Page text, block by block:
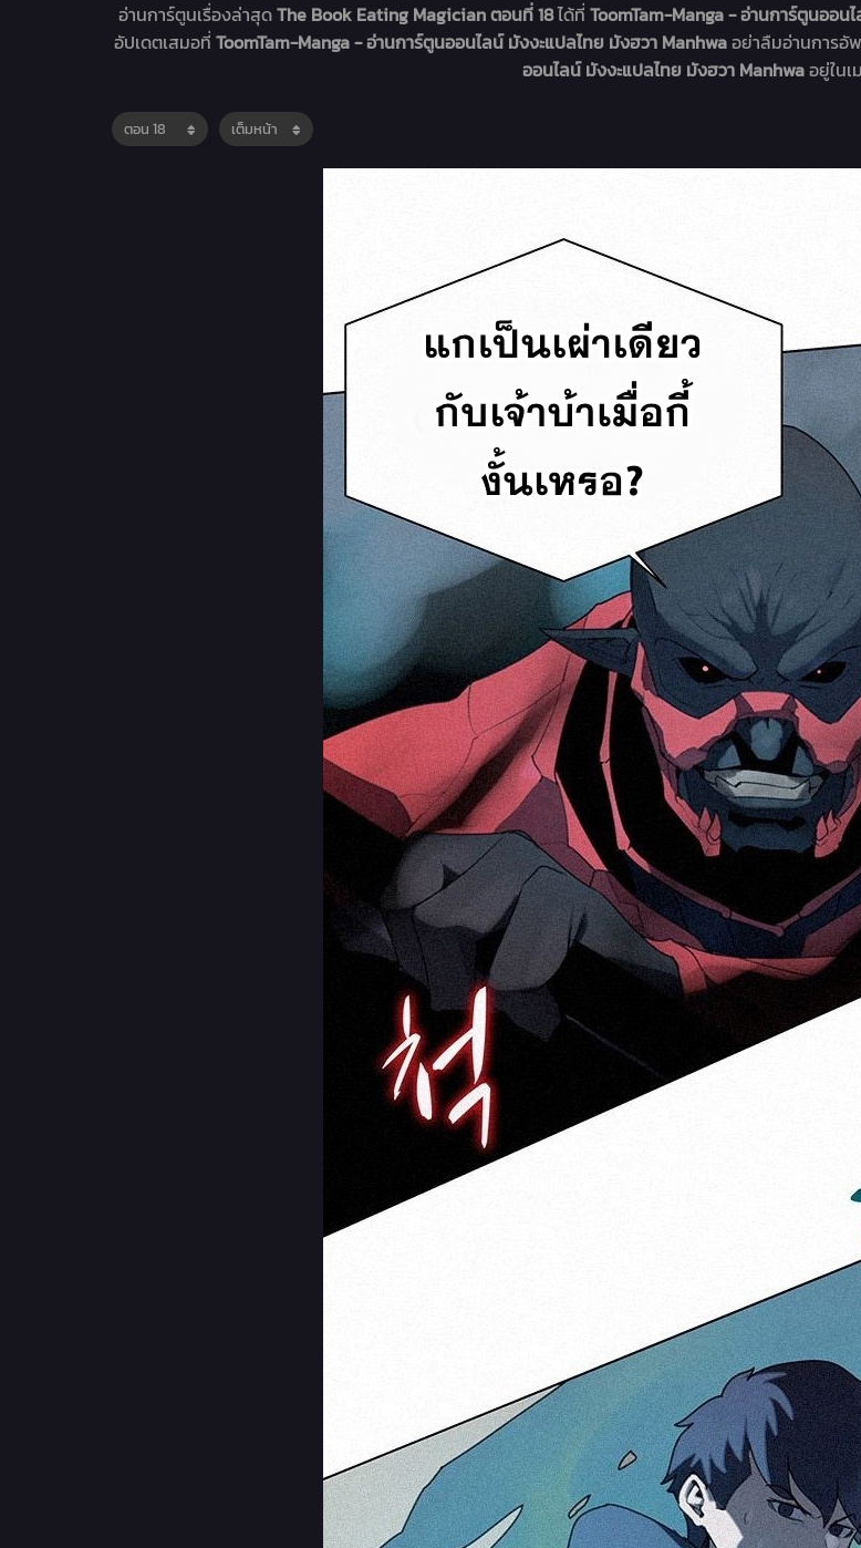
อ่านการ์ตูนเรื่องล่าสุดThe Book Eating Magician ตอนที่ 18ได้ที่ ToomTam-Manga - อ่านการ์ตูนออน
อัปเดตเสมอที่ ToomTam-Manga - อ่านการ์ตูนออนไลน์ มังงะแปลไทย มังฮวา Manhwaอย่าลืมอ่านการอั
ออนไลน์ มังงะแปลไทย มังฮวา Manhwaอยู่ในเ